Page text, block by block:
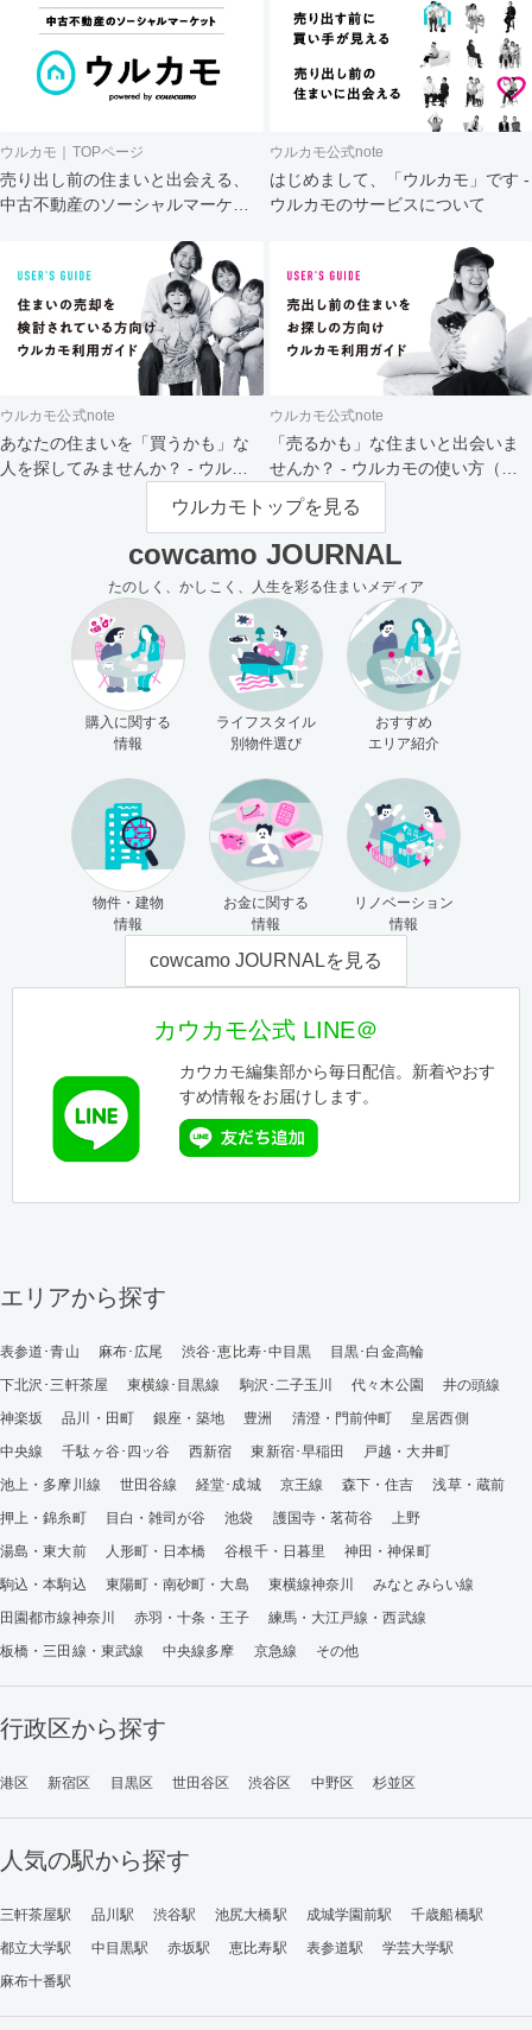
ウルカモ｜TOPページ
売り出し前の住まいと出会える、
中古不動産のソーシャルマーケッ
ウルカモ公式note
はじめまして、「ウルカモ」です -
ウルカモのサービスについて
ウルカモ公式note
あなたの住まいを「買うかも」な
人を探してみませんか？ - ウルカ
ウルカモ公式note
「売るかも」な住まいと出会いま
せんか？ - ウルカモの使い方（買
主さま向け）
ウルカモトップを見る
cowcamo JOURNAL
たのしく、かしこく、人生を彩る住まいメディア
購入に関する
情報
ライフスタイル
別物件選び
おすすめ
エリア紹介
物件・建物
情報
お金に関する
情報
リノベーション
情報
cowcamo JOURNALを見る
カウカモ公式 LINE＠
カウカモ編集部から毎日配信。新着やおす
すめ情報をお届けします。
エリアから探す
表参道･青山 麻布･広尾 渋谷･恵比寿･中目黒
目黒･白金高輪
下北沢･三軒茶屋
東横線･目黒線 駒沢･二子玉川 代々木公園
井の頭線
神楽坂
品川・田町 銀座・築地 豊洲 清澄・門前仲町
皇居西側
中央線
千駄ヶ谷･四ッ谷 西新宿 東新宿･早稲田
戸越・大井町
池上・多摩川線
世田谷線 経堂･成城 京王線 森下・住吉
浅草・蔵前
押上・錦糸町
目白・雑司が谷 池袋 護国寺・茗荷谷
上野
湯島・東大前
人形町・日本橋 谷根千・日暮里
神田・神保町
駒込・本駒込
東陽町・南砂町・大島 東横線神奈川
みなとみらい線
田園都市線神奈川
赤羽・十条・王子
練馬・大江戸線・西武線
板橋・三田線・東武線
中央線多摩 京急線 その他
行政区から探す
港区 新宿区 目黒区 世田谷区 渋谷区 中野区 杉並区
人気の駅から探す
三軒茶屋駅 品川駅 渋谷駅 池尻大橋駅 成城学園前駅
千歳船橋駅
都立大学駅
中目黒駅 赤坂駅 恵比寿駅 表参道駅
学芸大学駅
麻布十番駅